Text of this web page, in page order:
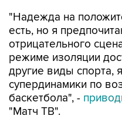
"Надежда на
есть, но я
отрицательного
режиме изоляции
другие виды спорта,
супердинамики по
баскетбола", -
"Матч ТВ".